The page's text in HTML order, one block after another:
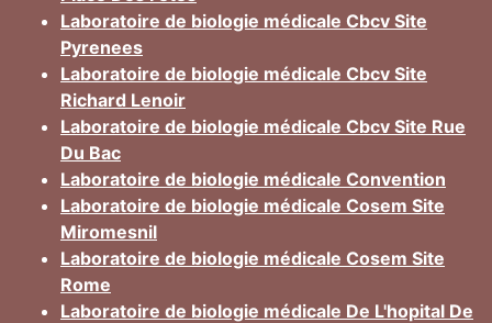
Laboratoire de biologie médicale Cbcv Site
Pyrenees
Laboratoire de biologie médicale Cbcv Site
Richard Lenoir
Laboratoire de biologie médicale Cbcv Site Rue
Du Bac
Laboratoire de biologie médicale Convention
Laboratoire de biologie médicale Cosem Site
Miromesnil
Laboratoire de biologie médicale Cosem Site
Rome
Laboratoire de biologie médicale De L'hopital De